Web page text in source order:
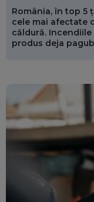
România, în top 5
cele mai afectate
căldură. Incendiile
produs deja